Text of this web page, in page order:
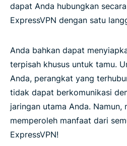
dapat Anda hubungkan
ExpressVPN dengan satu
Anda bahkan dapat
terpisah khusus untuk tamu.
Anda, perangkat yang
tidak dapat berkomunikasi
jaringan utama Anda. Namun,
memperoleh manfaat dari
ExpressVPN!